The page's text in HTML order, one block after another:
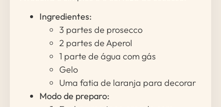
Ingredientes:
3 partes de prosecco
2 partes de Aperol
1 parte de água com gás
Gelo
Uma fatia de laranja para decorar
Modo de preparo: